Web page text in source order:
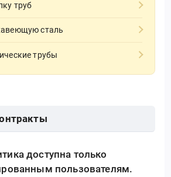
труб
сталь
трубы
доступна только
пользователям.